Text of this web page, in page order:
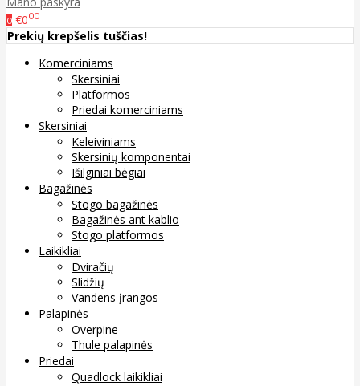
0 €000
Prekių krepšelis tuščias!
Komerciniams
Skersiniai
Platformos
Priedai komerciniams
Skersiniai
Keleiviniams
Skersinių komponentai
Išilginiai bėgiai
Bagažinės
Stogo bagažinės
Bagažinės ant kablio
Stogo platformos
Laikikliai
Dviračių
Slidžių
Vandens įrangos
Palapinės
Overpine
Thule palapinės
Priedai
Quadlock laikikliai